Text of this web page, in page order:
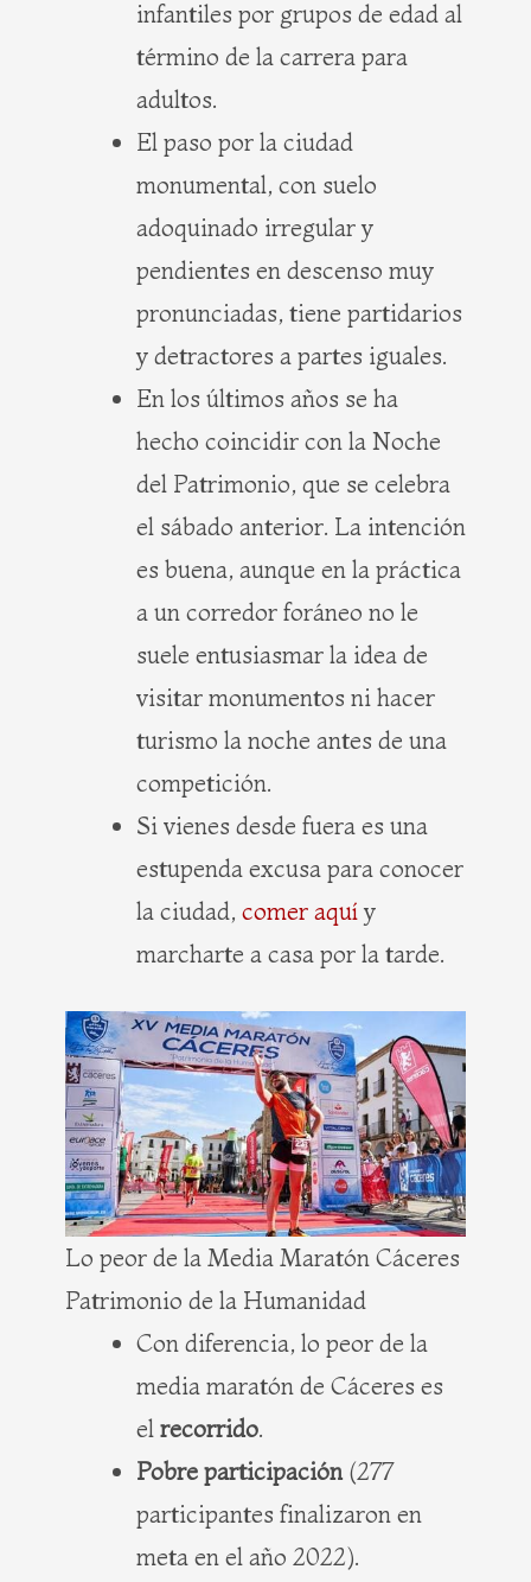
infantiles por grupos de edad al
término de la carrera para
adultos.
El paso por la ciudad
monumental, con suelo
adoquinado irregular y
pendientes en descenso muy
pronunciadas, tiene partidarios
y detractores a partes iguales.
En los últimos años se ha
hecho coincidir con la Noche
del Patrimonio, que se celebra
el sábado anterior. La intención
es buena, aunque en la práctica
a un corredor foráneo no le
suele entusiasmar la idea de
visitar monumentos ni hacer
turismo la noche antes de una
competición.
Si vienes desde fuera es una
estupenda excusa para conocer
la ciudad, comer aquí y
marcharte a casa por la tarde.
Lo peor de la Media Maratón Cáceres
Patrimonio de la Humanidad
Con diferencia, lo peor de la
media maratón de Cáceres es
el recorrido.
Pobre participación(277
participantes finalizaron en
meta en el año 2022).